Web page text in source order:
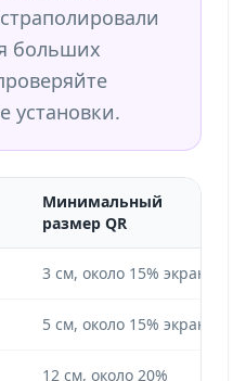
больших
установки.
Минимальный
размер QR
3 см, около 15% экрана
5 см, около 15% экрана
12 см, около 20%